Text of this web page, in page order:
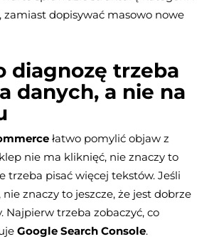
zamiast dopisywać masowo nowe
diagnozę trzeba
danych, a nie na
łatwo pomylić objaw z
nie ma kliknięć, nie znaczy to
trzeba pisać więcej tekstów. Jeśli
znaczy to jeszcze, że jest dobrze
Najpierw trzeba zobaczyć, co
Google Search Console.